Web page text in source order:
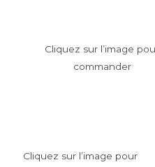
Cliquez sur l’image
commander
Cliquez sur l’image pour